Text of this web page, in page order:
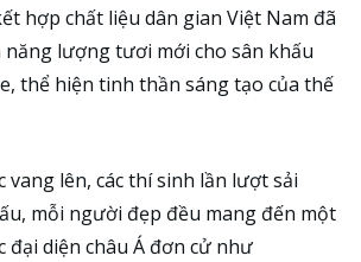
hợp chất liệu dân gian Việt Nam đã
lượng tươi mới cho sân khấu
thể hiện tinh thần sáng tạo của thế
vang lên, các thí sinh lần lượt sải
mỗi người đẹp đều mang đến một
đại diện châu Á đơn cử như